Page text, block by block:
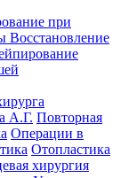
при
Восстановление
А.Г. Повторная
Операции в
Отопластика
хирургия